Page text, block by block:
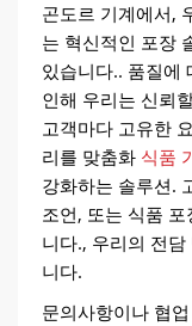
곤도르 기계에서,
는 혁신적인 포장
있습니다.. 품질에
인해 우리는 신뢰
고객마다 고유한
리를 맞춤화 식품
강화하는 솔루션.
조언, 또는 식품
니다., 우리의 전
니다.
문의사항이나 협